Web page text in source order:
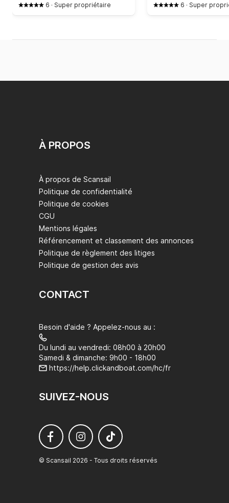
6 · Super propriétaire 6 · Super
À PROPOS
À propos de Scansail
Politique de confidentialité
Politique de cookies
CGU
Mentions légales
Référencement et classement des annonces
Politique de règlement des litiges
Politique de gestion des avis
CONTACT
Besoin d'aide ? Appelez-nous au :
Du lundi au vendredi: 08h00 à 20h00
Samedi & dimanche: 9h00 - 18h00
https://help.clickandboat.com/hc/fr
SUIVEZ-NOUS
© Scansail 2026 - Tous droits réservés